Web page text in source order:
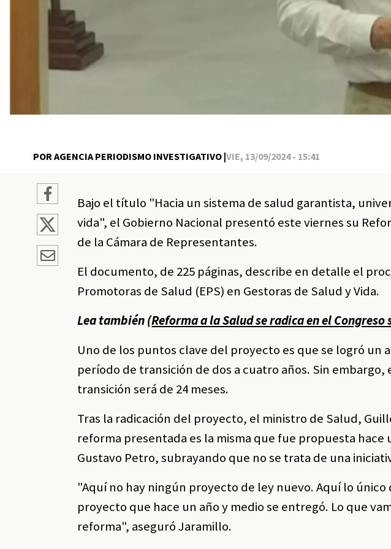
POR AGENCIA PERIODISMO INVESTIGATIVO |VIE, 13/09/2024 - 15:41
Bajo el título "Hacia un sistema de salud garantista,
vida", el Gobierno Nacional presentó este viernes su
de la Cámara de Representantes.
El documento, de 225 páginas, describe en detalle el
Promotoras de Salud (EPS) en Gestoras de Salud y Vida.
Lea también (Reforma a la Salud se radica en el
Uno de los puntos clave del proyecto es que se logró un
período de transición de dos a cuatro años. Sin
transición será de 24 meses.
Tras la radicación del proyecto, el ministro de Salud,
reforma presentada es la misma que fue propuesta hace
Gustavo Petro, subrayando que no se trata de una
"Aquí no hay ningún proyecto de ley nuevo. Aquí lo
proyecto que hace un año y medio se entregó. Lo que
reforma", aseguró Jaramillo.